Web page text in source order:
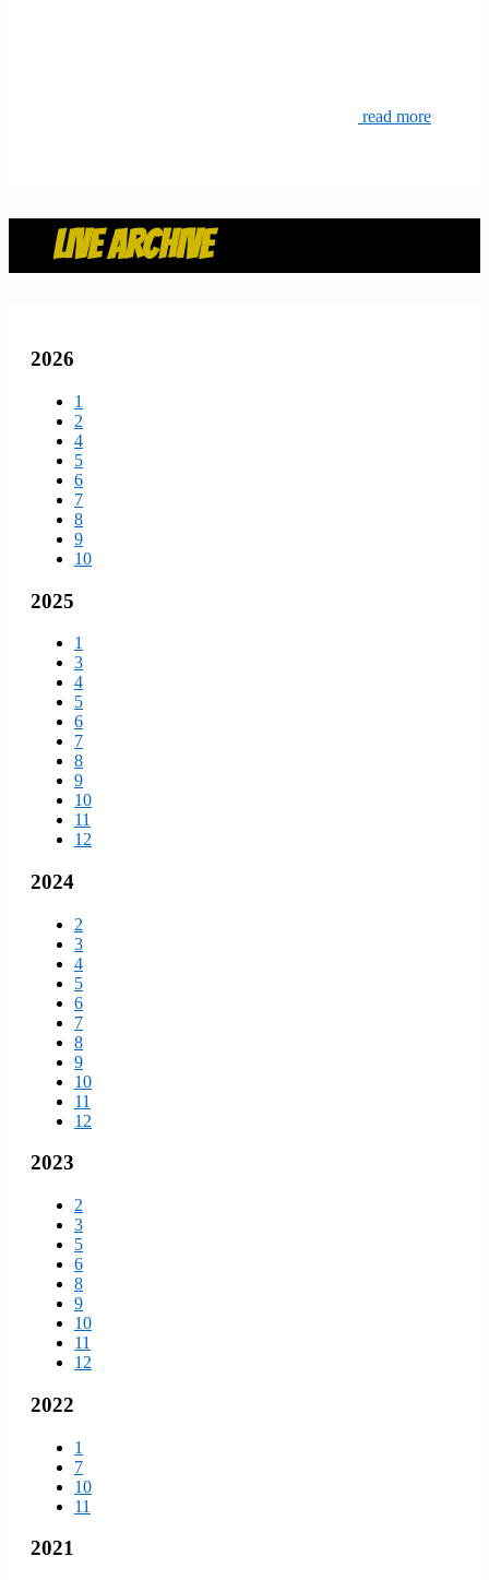
read more
LIVE ARCHIVE
2026
1
2
4
5
6
7
8
9
10
2025
1
3
4
5
6
7
8
9
10
11
12
2024
2
3
4
5
6
7
8
9
10
11
12
2023
2
3
5
6
8
9
10
11
12
2022
1
7
10
11
2021